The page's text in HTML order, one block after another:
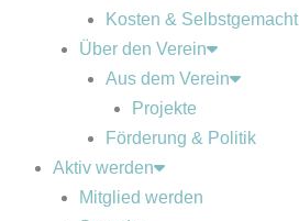
Kosten & Selbstgemacht
Über den Verein
Aus dem Verein
Projekte
Förderung & Politik
Aktiv werden
Mitglied werden